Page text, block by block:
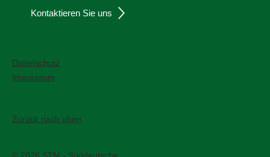
Kontaktieren Sie uns
Datenschutz
Impressum
Zurück nach oben